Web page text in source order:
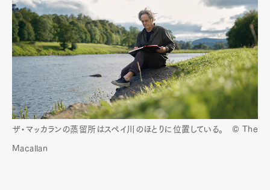
ザ・マッカランの蒸留所はスペイ川のほとりに位置している。 © The
Macallan